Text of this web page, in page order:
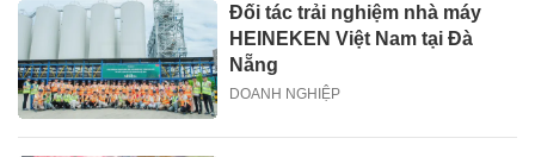
Đối tác trải nghiệm nhà máy
HEINEKEN Việt Nam tại Đà
Nẵng
DOANH NGHIỆP